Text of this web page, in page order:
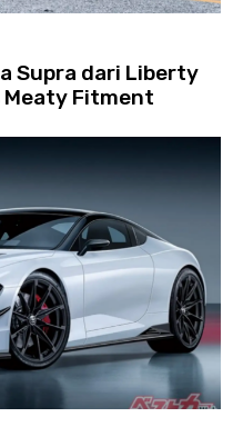
Supra dari Liberty
Meaty Fitment